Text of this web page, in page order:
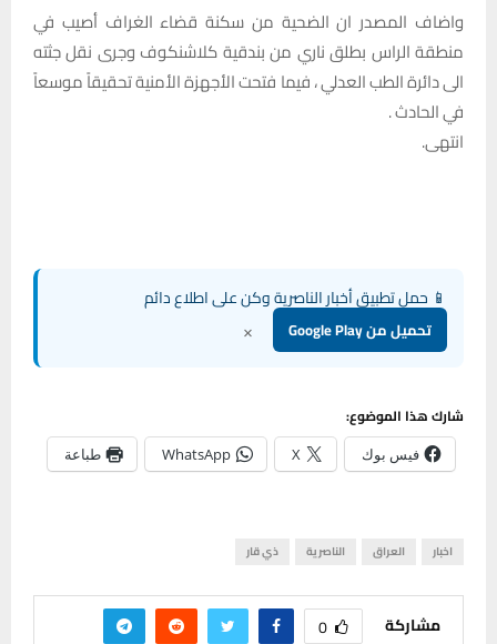
واضاف المصدر ان الضحية من سكنة قضاء الغراف أصيب في
منطقة الراس بطلق ناري من بندقية كلاشنكوف وجرى نقل جثته
الى دائرة الطب العدلي ، فيما فتحت الأجهزة الأمنية تحقيقاً موسعاً
في الحادث .
انتهى.
📱 حمل تطبيق أخبار الناصرية وكن على اطلاع دائم
تحميل من Google Play ×
شارك هذا الموضوع:
فيس بوك X
WhatsApp طباعة
اخبار العراق الناصرية ذي قار
مشاركة 0